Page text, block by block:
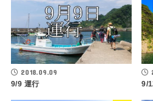
2018.09.09
9/9 運行 9/